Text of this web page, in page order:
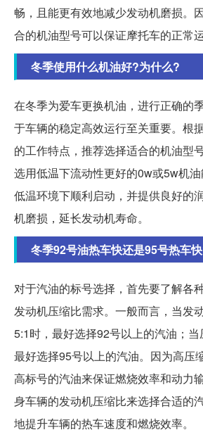
畅，且能更有效地减少发动机磨损。
合的机油型号可以保证摩托车的正常
冬季使用什么机油好?为什么?
在冬季为爱车更换机油，进行正确的
于车辆的稳定高效运行至关重要。根
的工作特点，推荐选择适合的机油型
选用低温下流动性更好的0w或5w机
低温环境下顺利启动，并提供良好的
机磨损，延长发动机寿命。
冬季92号油热车快还是95号热车
对于汽油的标号选择，首先要了解各
发动机压缩比需求。一般而言，当发
5:1时，最好选择92号以上的汽油；当
最好选择95号以上的汽油。因为高压
高标号的汽油来保证燃烧效率和动力
身车辆的发动机压缩比来选择合适的
地提升车辆的热车速度和燃烧效率。